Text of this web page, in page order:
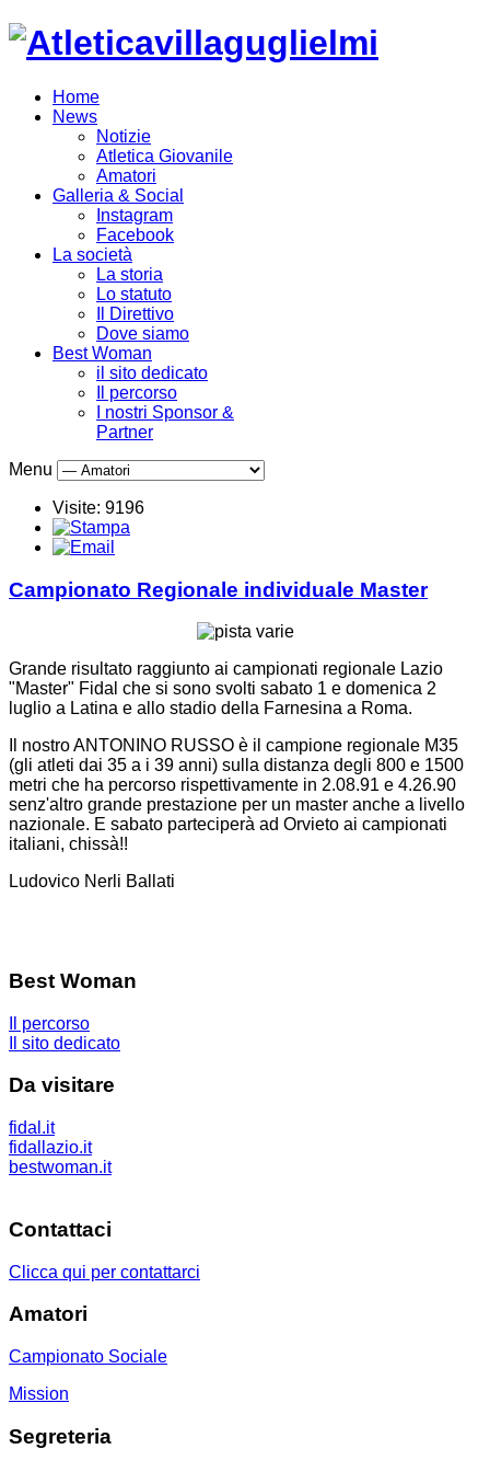
Home
News
Notizie
Atletica Giovanile
Amatori
Galleria & Social
Instagram
Facebook
La società
La storia
Lo statuto
Il Direttivo
Dove siamo
Best Woman
il sito dedicato
Il percorso
I nostri Sponsor &
Partner
Menu
Visite: 9196
Campionato Regionale individuale Master
Grande risultato raggiunto ai campionati regionale Lazio
"Master" Fidal che si sono svolti sabato 1 e domenica 2
luglio a Latina e allo stadio della Farnesina a Roma.
Il nostro ANTONINO RUSSO è il campione regionale M35
(gli atleti dai 35 a i 39 anni) sulla distanza degli 800 e 1500
metri che ha percorso rispettivamente in 2.08.91 e 4.26.90
senz'altro grande prestazione per un master anche a livello
nazionale. E sabato parteciperà ad Orvieto ai campionati
italiani, chissà!!
Ludovico Nerli Ballati
Best Woman
Il percorso
Il sito dedicato
Da visitare
fidal.it
fidallazio.it
bestwoman.it
Contattaci
Clicca qui per contattarci
Amatori
Campionato Sociale
Mission
Segreteria